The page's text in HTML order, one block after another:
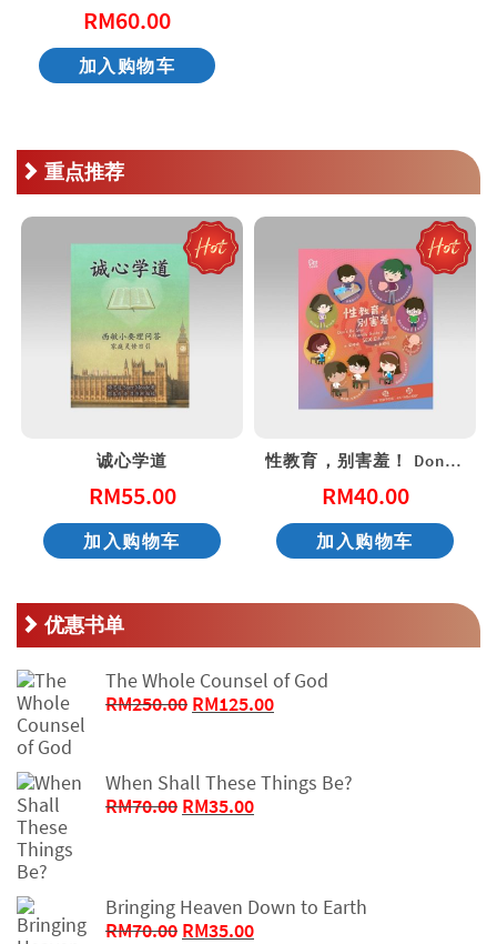
RM60.00
加入购物车
重点推荐
诚心学道
RM55.00
加入购物车
性教育，别害羞！ Don’t Be Shy: A Friendly Guide to Sex Education
RM40.00
加入购物车
优惠书单
The Whole Counsel of God
RM250.00 原
RM250.00。
RM125.00当
格
为：
When Shall These Things Be?
RM70.00 原
RM35.00当
为：
RM35.00。
Bringing Heaven Down to Earth
RM70.00 原
RM35.00当